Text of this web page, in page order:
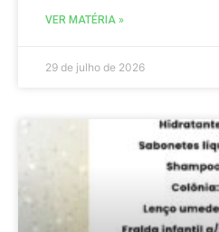
VER MATÉRIA »
29 de julho de 2026